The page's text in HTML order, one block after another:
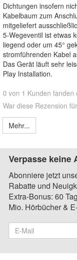
Dichtungen insofern
Kabelbaum zum
mitgeliefert
5-Wegeventil ist etwas
liegend oder um 45°
stromführenden Kabel
Das Gerät läuft sehr
Play Installation.
0 von 1 Kunden fanden
War diese Rezension
Mehr...
Verpasse keine
Abonniere jetzt
Rabatte und
Extra-Bonus: 60
Mio. Hörbücher &